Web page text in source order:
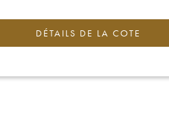
DÉTAILS DE LA COTE